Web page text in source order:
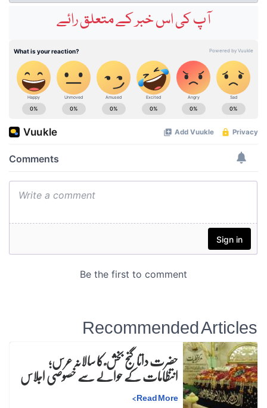
آپ کی اس خبر کے متعلق رائے
Recommended Articles
حضرت داتا گنج بخش ؒ کا سالانہ عرس;
انتظامات کے حوالے سے خصوصی اجلاس
Read More
>